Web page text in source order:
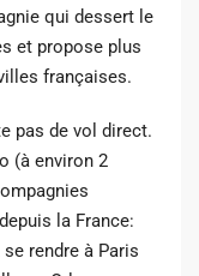
qui dessert le
et propose plus
françaises.
pas de vol direct.
(à environ 2
la France:
rendre à Paris